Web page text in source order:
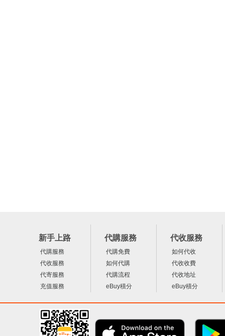
新手上路
代購服務
代收服務
代寄服務
充值服務
代購服務
代購免費
如何代購
代購流程
eBuy積分
代收服務
如何代收
代收收費
代收地址
eBuy積分